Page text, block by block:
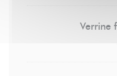
Verrine